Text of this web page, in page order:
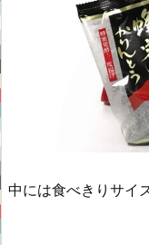
中には食べきりサイ